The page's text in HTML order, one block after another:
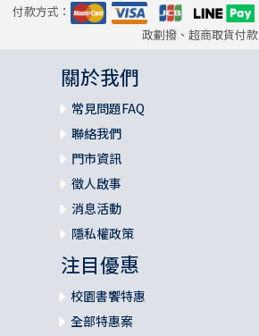
付款方式：
政劃撥、超商取貨付款
關於我們
常見問題FAQ
聯絡我們
門市資訊
徵人啟事
消息活動
隱私權政策
注目優惠
校園書饗特惠
全部特惠案